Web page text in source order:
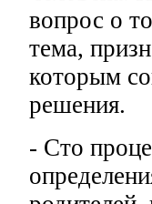
вопрос о
тема,
которым
решения.
- Сто